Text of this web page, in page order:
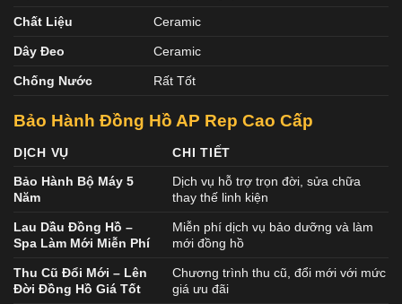
Chất Liệu Ceramic
Dây Đeo Ceramic
Chống Nước Rất Tốt
Bảo Hành Đồng Hồ AP Rep Cao Cấp
DỊCH VỤ
CHI TIẾT
Bảo Hành Bộ Máy 5
Năm
Dịch vụ hỗ trợ trọn đời, sửa chữa
thay thế linh kiện
Lau Dầu Đồng Hồ –
Spa Làm Mới Miễn Phí
Miễn phí dịch vụ bảo dưỡng và làm
mới đồng hồ
Thu Cũ Đổi Mới – Lên
Đời Đồng Hồ Giá Tốt
Chương trình thu cũ, đổi mới với mức
giá ưu đãi